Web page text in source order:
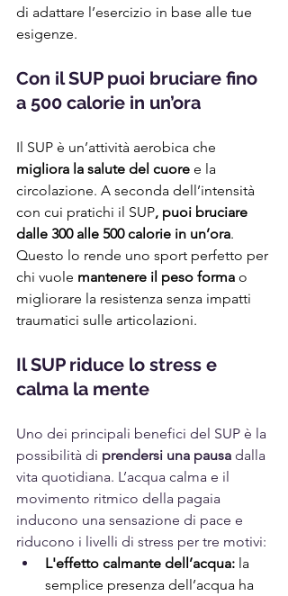
di adattare l’esercizio in base alle tue
esigenze.
Con il SUP puoi bruciare fino
a 500 calorie in un’ora
Il SUP è un’attività aerobica che
migliora la salute del cuore e la
circolazione. A seconda dell’intensità
con cui pratichi il SUP, puoi bruciare
dalle 300 alle 500 calorie in un’ora.
Questo lo rende uno sport perfetto per
chi vuole mantenere il peso forma o
migliorare la resistenza senza impatti
traumatici sulle articolazioni.
Il SUP riduce lo stress e
calma la mente
Uno dei principali benefici del SUP è la
possibilità di prendersi una pausa dalla
vita quotidiana. L’acqua calma e il
movimento ritmico della pagaia
inducono una sensazione di pace e
riducono i livelli di stress per tre motivi:
L'effetto calmante dell’acqua: la
semplice presenza dell’acqua ha